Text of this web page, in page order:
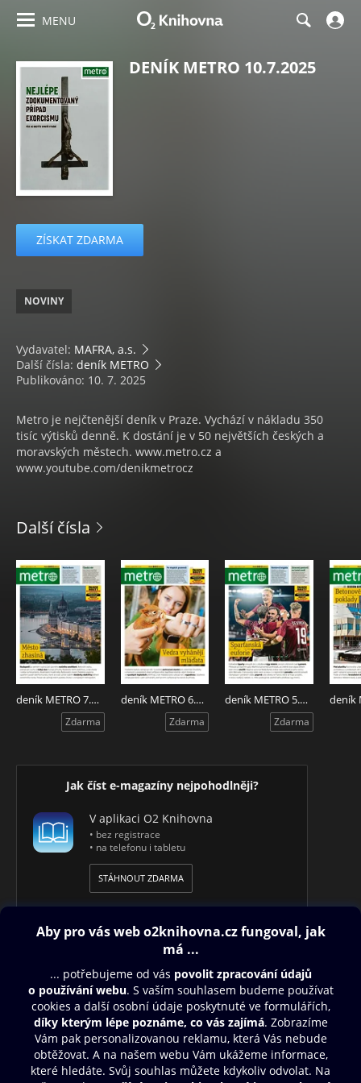
MENU
DENÍK METRO 10.7.2025
ZÍSKAT ZDARMA
NOVINY
Vydavatel: MAFRA, a.s.
Další čísla: deník METRO
Publikováno: 10. 7. 2025
Metro je nejčtenější deník v Praze. Vychází v nákladu 350
tisíc výtisků denně. K dostání je v 50 největších českých a
moravských městech. www.metro.cz a
www.youtube.com/denikmetrocz
Další čísla
deník METRO 7.8.2026
Zdarma
deník METRO 6.8.2026
Zdarma
deník METRO 5.8.2026
Zdarma
Jak číst e-magazíny nejpohodlněji?
V aplikaci O2 Knihovna
• bez registrace
• na telefonu i tabletu
STÁHNOUT ZDARMA
Obsah ke stažení
Moje O2 Knihovna
Další zábava